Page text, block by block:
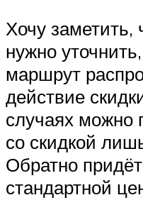
Хочу заметить,
нужно
маршрут
действие
случаях можно
со скидкой
Обратно
стандартной